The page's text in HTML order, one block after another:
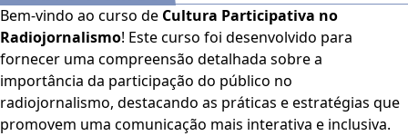
Bem-vindo ao curso de Cultura Participativa no
Radiojornalismo! Este curso foi desenvolvido para
fornecer uma compreensão detalhada sobre a
importância da participação do público no
radiojornalismo, destacando as práticas e estratégias que
promovem uma comunicação mais interativa e inclusiva.